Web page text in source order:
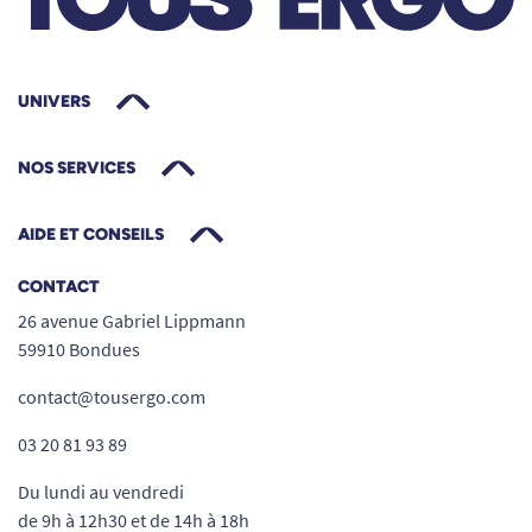
Pourquoi choisir l’échantillon Silène
Pourtester gratuitement
cutanée avant achat.
visible du contenu du colis, sous 24/48 h.
Jusqu’à 3 échantillons
commande pour comparer ou faire essayer
à vos proches.
Grâce aux conseils personnalisés de notre
vraiment adapté à vos besoins quotidiens.
Trouvez la taille idéale
Le change complet Silène Nuit existe en
plusieurs tailles afin d’épouser au mieux chaque
UNIVERS
NOS SERVICES
AIDE ET CONSEILS
CONTACT
26 avenue Gabriel Lippmann
59910 Bondues
contact@tousergo.com
03 20 81 93 89
Du lundi au vendredi
de 9h à 12h30 et de 14h à 18h